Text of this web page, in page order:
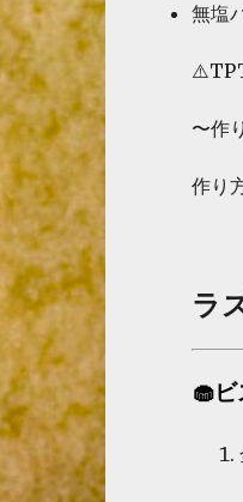
無塩
〜作
作り
ラ
🧁